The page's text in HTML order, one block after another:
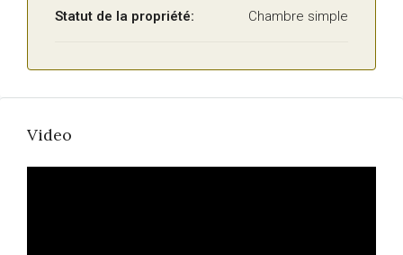
Statut de la propriété: Chambre simple
Video